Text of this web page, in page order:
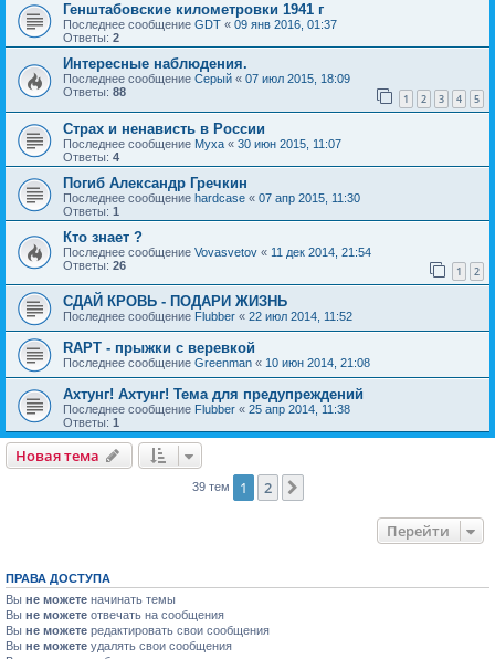
Генштабовские километровки 1941 г
Последнее сообщение GDT « 09 янв 2016, 01:37
Ответы: 2
Интересные наблюдения.
Последнее сообщение Серый « 07 июл 2015, 18:09
Ответы: 88 1 2 3 4 5
Страх и ненависть в России
Последнее сообщение Myxa « 30 июн 2015, 11:07
Ответы: 4
Погиб Александр Гречкин
Последнее сообщение hardcase « 07 апр 2015, 11:30
Ответы: 1
Кто знает ?
Последнее сообщение Vovasvetov « 11 дек 2014, 21:54
Ответы: 26 1 2
СДАЙ КРОВЬ - ПОДАРИ ЖИЗНЬ
Последнее сообщение Flubber « 22 июл 2014, 11:52
RAPT - прыжки с веревкой
Последнее сообщение Greenman « 10 июн 2014, 21:08
Ахтунг! Ахтунг! Тема для предупреждений
Последнее сообщение Flubber « 25 апр 2014, 11:38
Ответы: 1
Новая тема
39 тем 1 2
Перейти
ПРАВА ДОСТУПА
Вы не можете начинать темы
Вы не можете отвечать на сообщения
Вы не можете редактировать свои сообщения
Вы не можете удалять свои сообщения